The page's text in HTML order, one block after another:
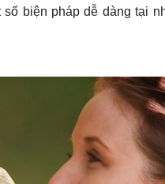
biện pháp dễ dàng tại